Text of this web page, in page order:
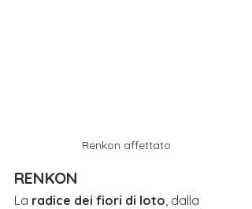
Renkon affettato
RENKON
La radice dei fiori di loto , dalla